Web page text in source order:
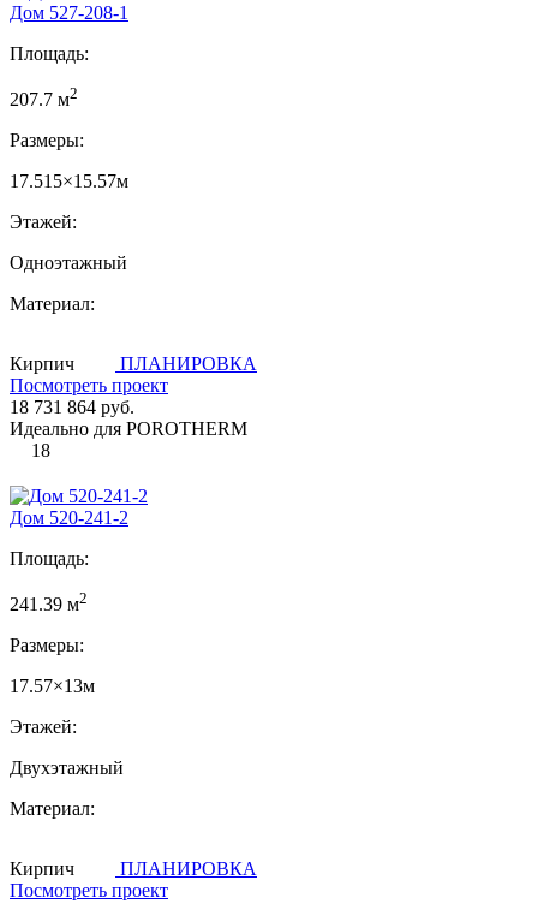
Дом 527-208-1
Площадь:
207.7 м2
Размеры:
17.515×15.57м
Этажей:
Одноэтажный
Материал:
Кирпич
ПЛАНИРОВКА
Посмотреть проект
18 731 864 руб.
Идеально для POROTHERM
18
Дом 520-241-2
Площадь:
241.39 м2
Размеры:
17.57×13м
Этажей:
Двухэтажный
Материал:
Кирпич
ПЛАНИРОВКА
Посмотреть проект